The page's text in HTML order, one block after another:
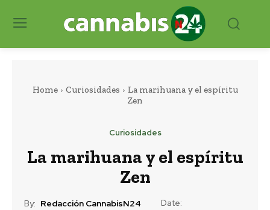
Home Curiosidades
La marihuana y el espíritu
Zen
Curiosidades
La marihuana y el espíritu
Zen
By: Redacción CannabisN24
Date: